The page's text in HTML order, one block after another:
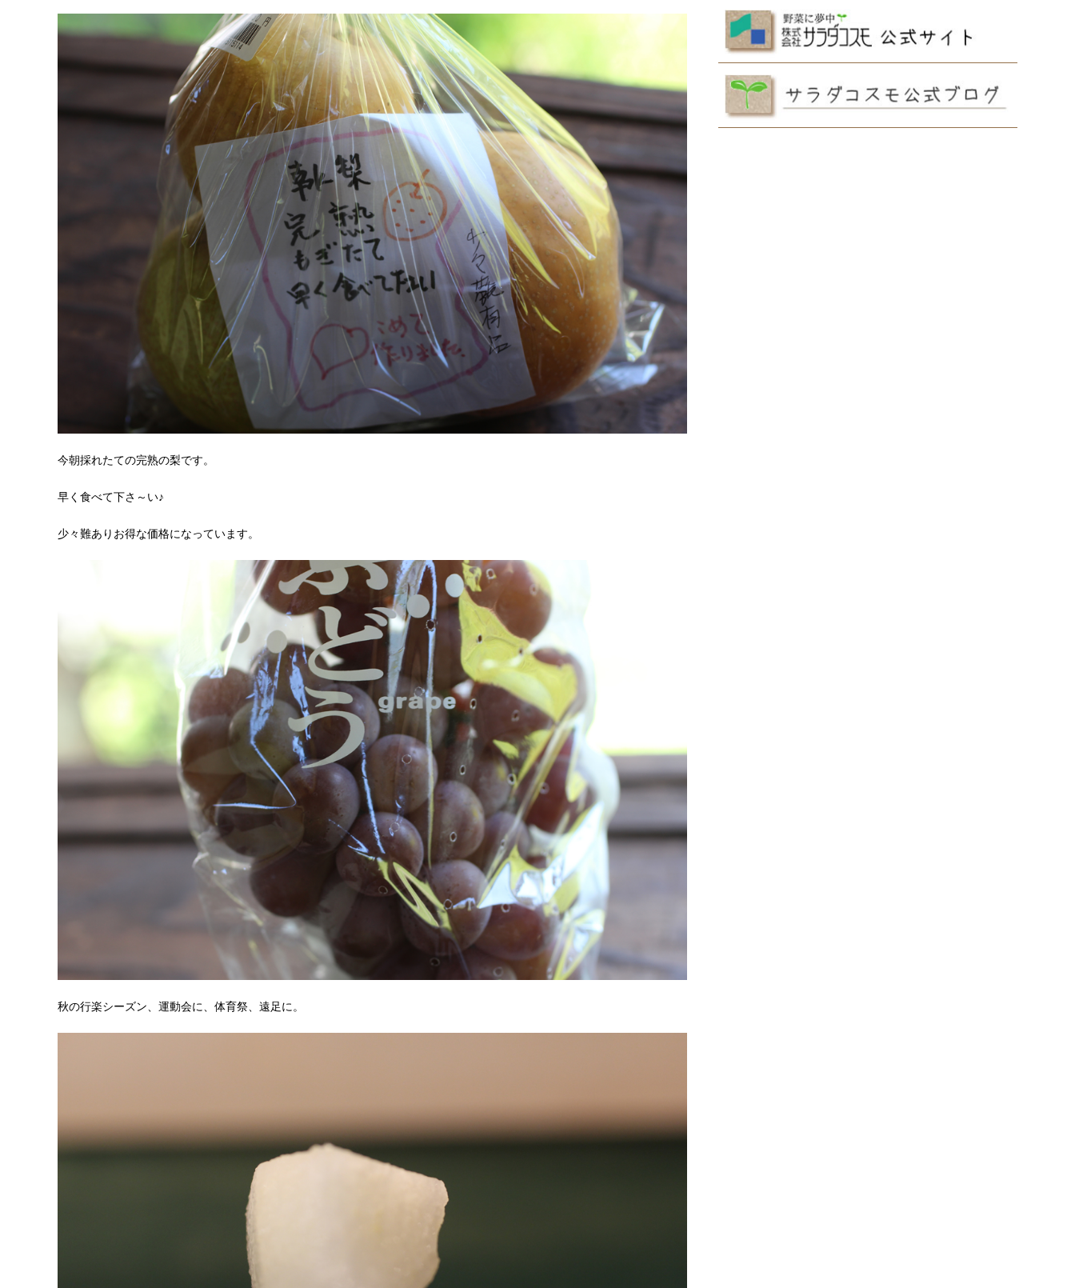
今朝採れたての完熟の梨です。
早く食べて下さ～い♪
少々難ありお得な価格になっています。
秋の行楽シーズン、運動会に、体育祭、遠足に。